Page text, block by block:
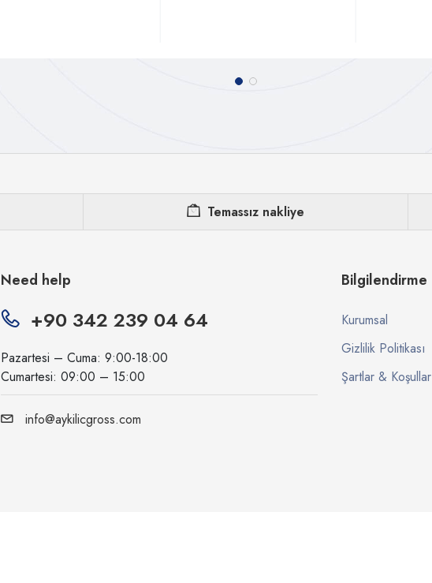
Temassız nakliye
Need help
+90 342 239 04 64
Pazartesi – Cuma: 9:00-18:00
Cumartesi: 09:00 – 15:00
info@aykilicgross.com
Bilgilendirme
Kurumsal
Gizlilik Politikası
Şartlar & Koşullar